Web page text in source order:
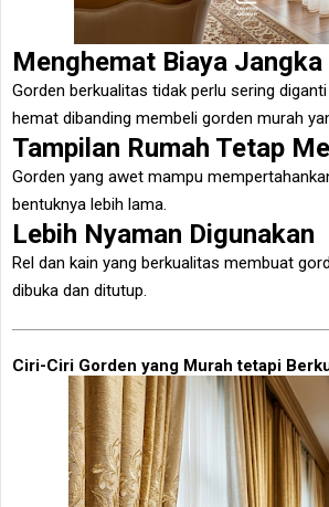
Menghemat Biaya Jangka
Gorden berkualitas tidak perlu sering
hemat dibanding membeli gorden murah
Tampilan Rumah Tetap
Gorden yang awet mampu
bentuknya lebih lama.
Lebih Nyaman Digunakan
Rel dan kain yang berkualitas membuat
dibuka dan ditutup.
Ciri-Ciri Gorden yang Murah tetapi